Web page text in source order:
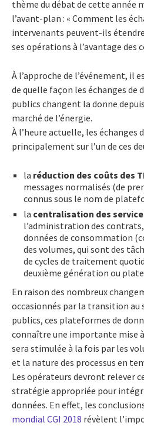
thème du débat de cette année
l’avant-plan : « Comment les
intervenants peuvent-ils
ses opérations à l’avantage des
À l’approche de l’événement, il
de quelle façon les échanges de
publics changent la donne
marché de l’énergie.
À l’heure actuelle, les échanges
principalement sur l’un de ces
la réduction des coûts des
messages normalisés (de
connus sous le nom de
la centralisation des
l’administration des
données de consommation
des volumes, qui sont des
de cycles de traitement
deuxième génération ou
En raison des nombreux
occasionnés par la transition au
publics, ces plateformes de
connaître une importante mise
sera stimulée à la fois par les
et la nature des processus en
Les opérateurs devront relever
stratégie appropriée pour
données. En effet, les
mondial CGI 2018 révèlent